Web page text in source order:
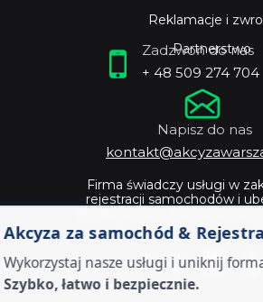
Akcyza za samochód &
Wykorzystaj nasze usługi i uniknij
Szybko, łatwo i bezpiecznie.
Firma świadczy usługi w
rejestracji samochodów i
Zadzwoń do nas
+ 48 509 274 704
Napisz do nas
Reklamacje i
Partnerstwo